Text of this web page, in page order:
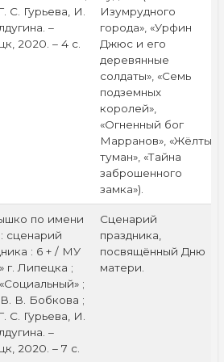
С. Гурьева, И.
–
2020. – 4 с.
Изумрудного
города», «Урфин
Джюс и его
деревянные
солдаты», «Семь
подземных
королей»,
«Огненный бог
Марранов», «Жёлтый
туман», «Тайна
заброшенного
замка»).
по имени
сценарий
: 6 + / МУ
г. Липецка ;
;
В. В. Бобкова ;
С. Гурьева, И.
–
2020. – 7 с.
Сценарий
праздника,
посвящённый Дню
матери.